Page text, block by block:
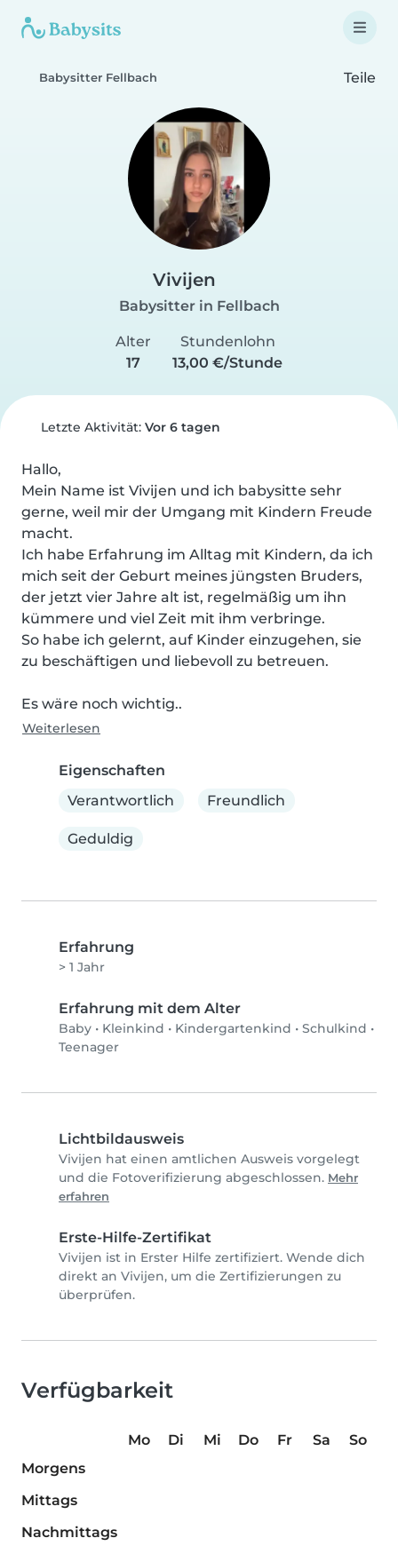
Babysitter Fellbach Teile
Vivijen
Babysitter in Fellbach
Alter
17
Stundenlohn
13,00 €/Stunde
Letzte Aktivität: Vor 6 tagen
Hallo,
Mein Name ist Vivijen und ich babysitte sehr
gerne, weil mir der Umgang mit Kindern Freude
macht.
Ich habe Erfahrung im Alltag mit Kindern, da ich
mich seit der Geburt meines jüngsten Bruders,
der jetzt vier Jahre alt ist, regelmäßig um ihn
kümmere und viel Zeit mit ihm verbringe.
So habe ich gelernt, auf Kinder einzugehen, sie
zu beschäftigen und liebevoll zu betreuen.
Es wäre noch wichtig..
Weiterlesen
Eigenschaften
Verantwortlich
Freundlich
Geduldig
Erfahrung
> 1 Jahr
Erfahrung mit dem Alter
Baby • Kleinkind • Kindergartenkind • Schulkind •
Teenager
Lichtbildausweis
Vivijen hat einen amtlichen Ausweis vorgelegt
und die Fotoverifizierung abgeschlossen. Mehr
erfahren
Erste-Hilfe-Zertifikat
Vivijen ist in Erster Hilfe zertifiziert. Wende dich
direkt an Vivijen, um die Zertifizierungen zu
überprüfen.
Verfügbarkeit
Mo Di Mi Do Fr Sa
So
Morgens
Mittags
Nachmittags